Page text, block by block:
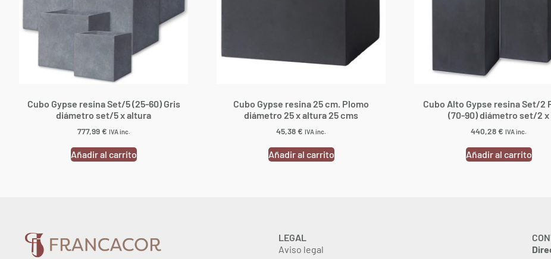
Cubo Gypse resina Set/5 (25-60) Gris
diámetro set/5 x altura
777,99€ IVA inc.
Añadir al carrito
Cubo Gypse resina 25 cm. Plomo
diámetro 25 x altura 25 cms
45,38€ IVA inc.
Añadir al carrito
Cubo Alto Gypse resina Set/2
(70-90) diámetro set/2 x
440,28€ IVA inc.
Añadir al carrito
LEGAL
Aviso legal